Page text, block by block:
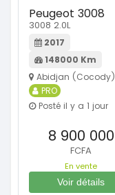
Peugeot 3008
3008 2.0L
2017
148000 Km
Abidjan (Cocody)
PRO
Posté il y a 1 jour
8 900 000
FCFA
En vente
Voir détails